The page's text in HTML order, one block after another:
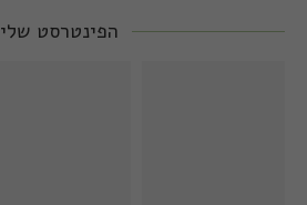
הפינטרסט שלי